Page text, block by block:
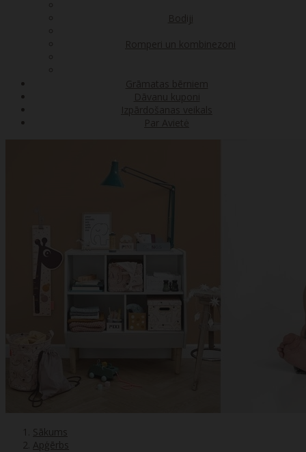
Bodiji
Romperi un kombinezoni
Grāmatas bērniem
Dāvanu kuponi
Izpārdošanas veikals
Par Avietė
Sākums
Apģērbs